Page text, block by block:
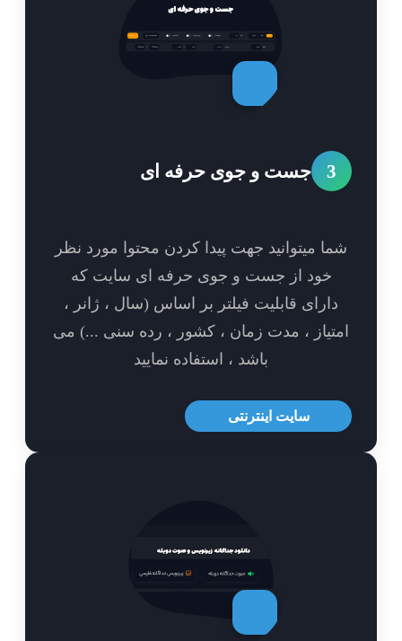
جست و جوی حرفه ای
میتوانید جهت پیدا کردن محتوا مورد نظر
خود از جست و جوی حرفه ای سایت که
دارای قابلیت فیلتر بر اساس (سال ، ژانر ،
، مدت زمان ، کشور ، رده سنی ...) می
باشد ، استفاده نمایید
سایت اینترنتی